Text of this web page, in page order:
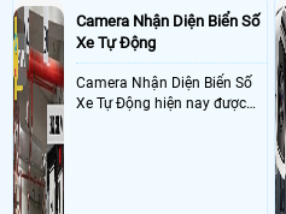
Camera Nhận Diện Biển Số
Xe Tự Động
Camera Nhận Diện Biển Số
Xe Tự Động hiện nay được